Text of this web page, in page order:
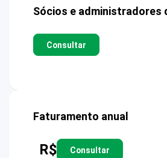
Sócios e administradores
Consultar
Faturamento anual
R$ Consultar